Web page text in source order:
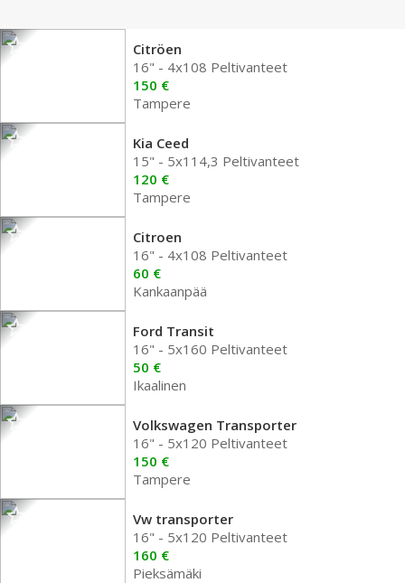
Citröen
16" - 4x108 Peltivanteet
150 €
Tampere
Kia Ceed
15" - 5x114,3 Peltivanteet
120 €
Tampere
Citroen
16" - 4x108 Peltivanteet
60 €
Kankaanpää
Ford Transit
16" - 5x160 Peltivanteet
50 €
Ikaalinen
Volkswagen Transporter
16" - 5x120 Peltivanteet
150 €
Tampere
Vw transporter
16" - 5x120 Peltivanteet
160 €
Pieksämäki